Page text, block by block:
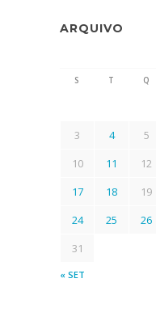
ARQUIVO
S T Q
« SET
3
4 5
10
11 12
17
18 19
24
25 26
31